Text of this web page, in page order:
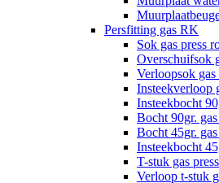
Persfitting gas RK
Sok gas press
Overschuifsok
Verloopsok
Insteekverloop
Insteekbocht
Bocht 90gr.
Bocht 45gr.
Insteekbocht
T-stuk gas
Verloop t-stuk